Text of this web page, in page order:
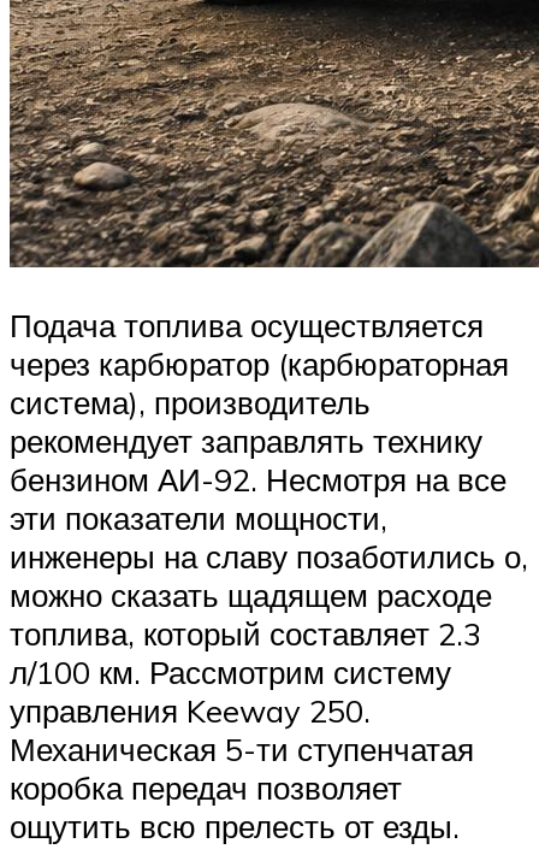
Подача топлива осуществляется
через карбюратор (карбюраторная
система), производитель
рекомендует заправлять технику
бензином АИ-92. Несмотря на все
эти показатели мощности,
инженеры на славу позаботились о,
можно сказать щадящем расходе
топлива, который составляет 2.3
л/100 км. Рассмотрим систему
управления Keeway 250.
Механическая 5-ти ступенчатая
коробка передач позволяет
ощутить всю прелесть от езды.